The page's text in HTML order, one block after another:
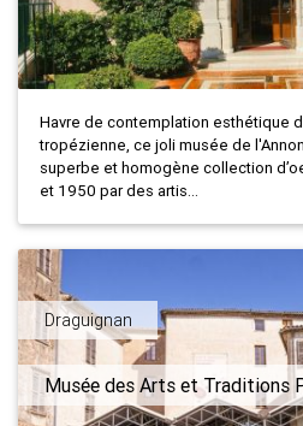
Havre de contemplation esthétique
tropézienne, ce joli musée de
superbe et homogène collection
et 1950 par des artis...
Draguignan
Musée des Arts et Traditions